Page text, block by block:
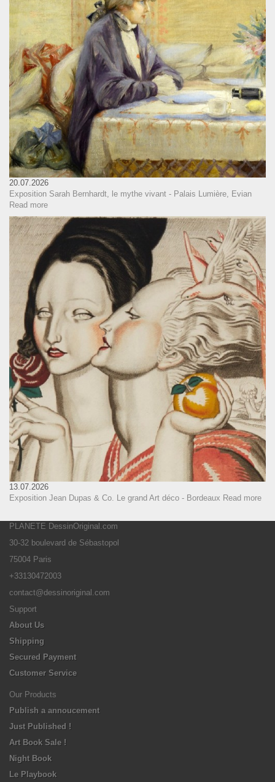
20.07.2026
Exposition Sarah Bernhardt, le mythe vivant - Palais Lumière, Evian
Read more
13.07.2026
Exposition Jean Dupas & Co. Le grand Art déco - Bordeaux Read more
PLANETE DessinOriginal.com
30-32 boulevard de Sébastopol
75004 Paris
+33130472003
contact@dessinoriginal.com
Support
About Us
Shipping
Secured Payment
Customer Service
Our Products
Publish a annoucement
Just Published !
Art Book Sale !
Night Book
Le Playbook